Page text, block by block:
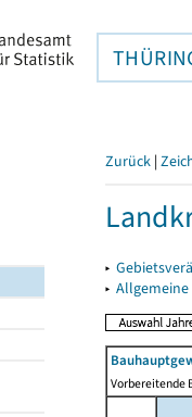
Zurück |
▸
▸
Vorbereitende